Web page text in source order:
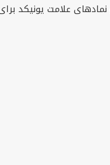
علامت یونیکد